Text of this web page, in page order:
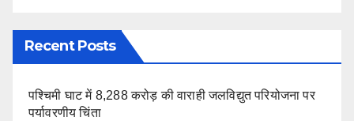
Recent Posts
पश्चिमी घाट में 8,288 करोड़ की वाराही जलविद्युत परियोजना पर
पर्यावरणीय चिंता